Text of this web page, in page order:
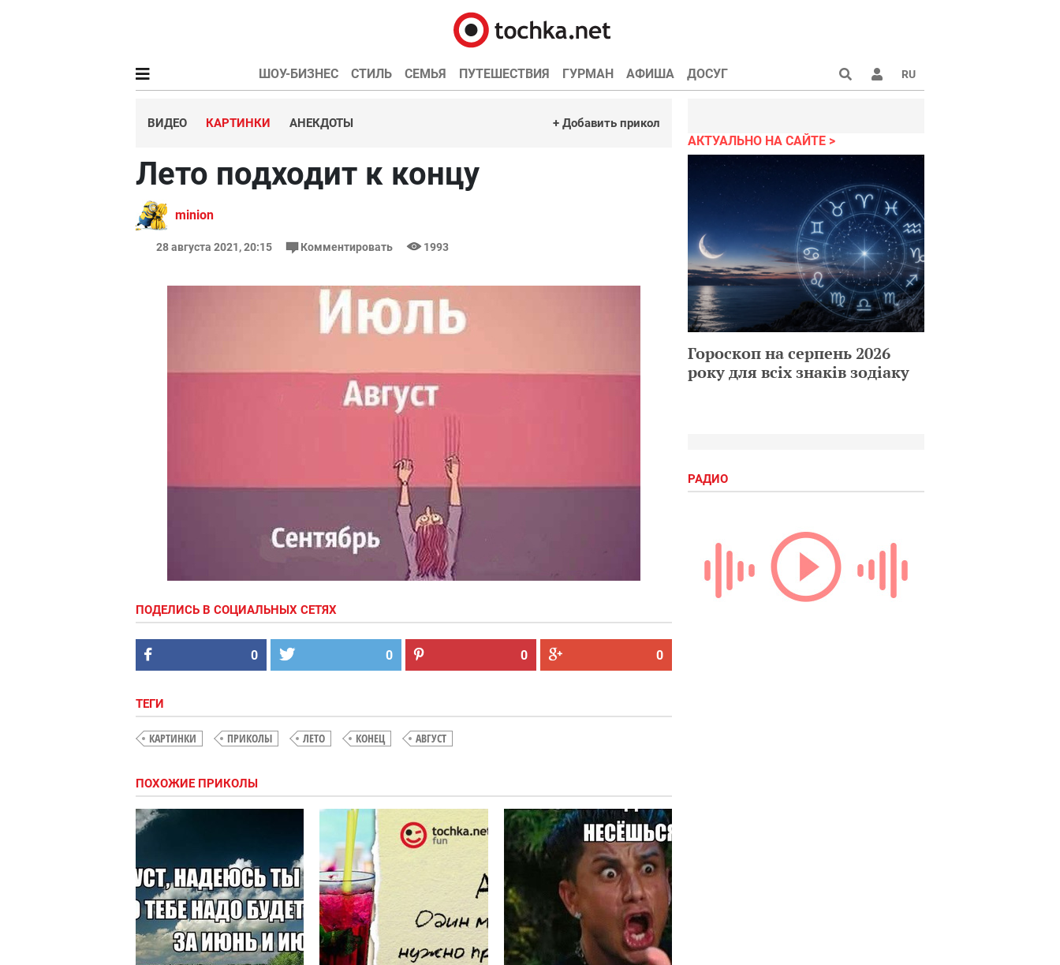
ШОУ-БИЗНЕС СТИЛЬ СЕМЬЯ ПУТЕШЕСТВИЯ ГУРМАН АФИША ДОСУГ RU
ВИДЕО КАРТИНКИ АНЕКДОТЫ + Добавить прикол
Лето подходит к концу
minion
28 августа 2021, 20:15 Комментировать 1993
ПОДЕЛИСЬ В СОЦИАЛЬНЫХ СЕТЯХ
0 0 0 0
ТЕГИ
КАРТИНКИ ПРИКОЛЫ ЛЕТО КОНЕЦ АВГУСТ
ПОХОЖИЕ ПРИКОЛЫ
Август,
на тебя
Прикольный
афоризм от
tochka про
конец лета
АКТУАЛЬНО НА САЙТЕ
Гороскоп на серпень 2026
року для всіх знаків зодіаку
РАДИО